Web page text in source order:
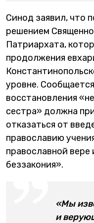
Синод заявил, что
решением
Патриархата,
продолжения
уровне.
восстановления
сестра» должна
отказаться от
православию
православной вере
беззакония».
«Мы
и